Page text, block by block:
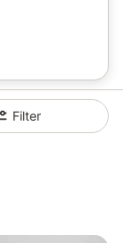
Filter